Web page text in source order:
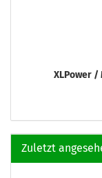
XLPower /
Zuletzt